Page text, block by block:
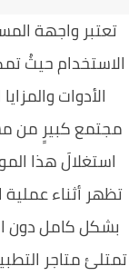
واجهة
حيثُ
الأدوات
هذا
أثناء عملية
كامل دون
متاجر